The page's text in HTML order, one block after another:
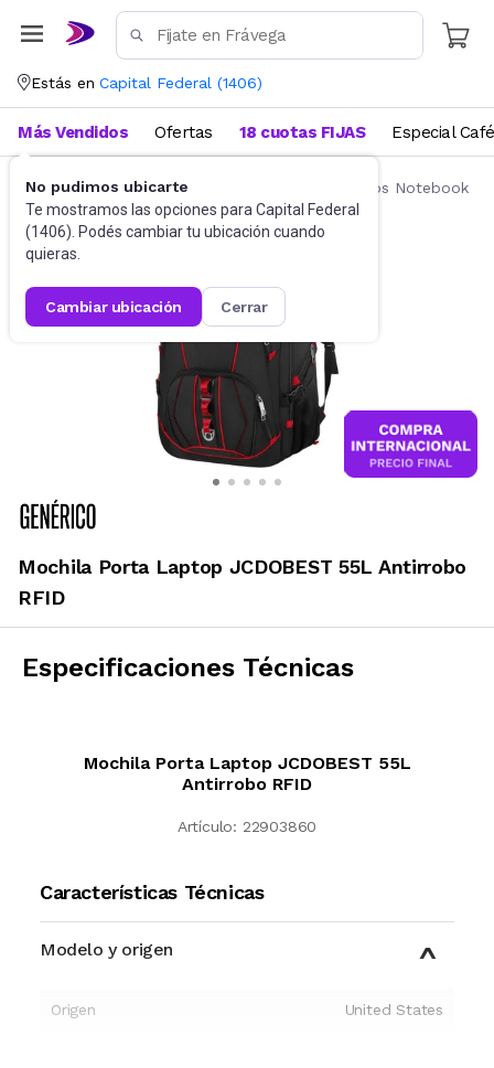
Estás en Capital Federal (1406)
No pudimos ubicarte
Te mostramos las opciones para Capital Federal
(1406). Podés cambiar tu ubicación cuando
quieras.
cambiar ubicación cerrar
Más Vendidos Ofertas 18 cuotas FIJAS Especial Café
Accesorios de Informática Mochilas y Bolsos Notebook
Mochila Porta Laptop JCDOBEST 55L Antirrobo
RFID
Especificaciones Técnicas
Mochila Porta Laptop JCDOBEST 55L
Antirrobo RFID
Artículo: 22903860
Características Técnicas
Modelo y origen
Origen United States